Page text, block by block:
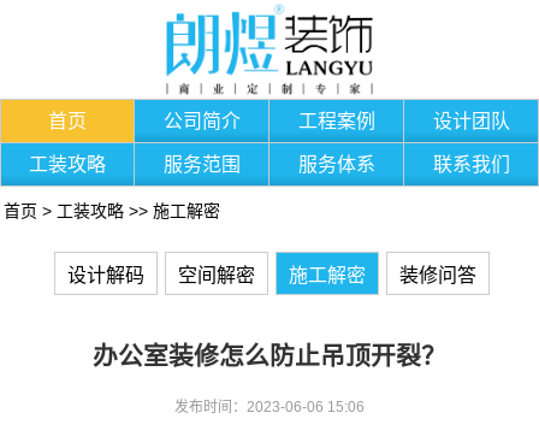
首页 公司简介 工程案例 设计团队
工装攻略 服务范围 服务体系 联系我们
首页 > 工装攻略 >> 施工解密
设计解码 空间解密 施工解密 装修问答
办公室装修怎么防止吊顶开裂？
发布时间：2023-06-06 15:06